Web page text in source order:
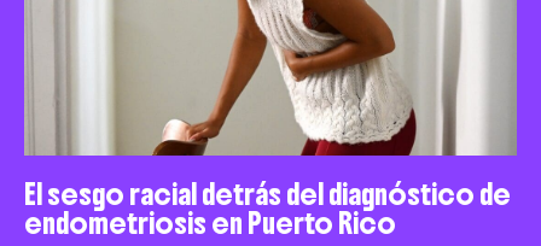
El sesgo racial detrás del diagnóstico de
endometriosis en Puerto Rico